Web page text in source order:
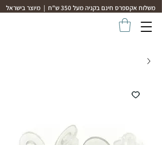
משלוח אקספרס חינם בקניה מעל 350 ש"ח | מיוצר בישראל